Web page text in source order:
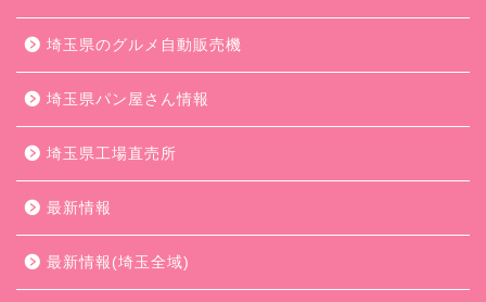
埼玉県のグルメ自動販売機
埼玉県パン屋さん情報
埼玉県工場直売所
最新情報
最新情報(埼玉全域)